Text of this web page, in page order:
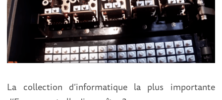
La collection d’informatique la plus importante